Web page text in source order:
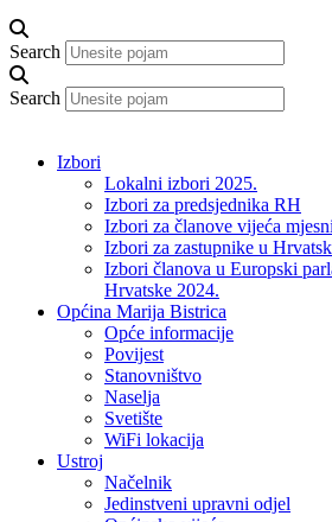
Search
Search
Izbori
Lokalni izbori 2025.
Izbori za predsjednika RH
Izbori za članove vijeća
Izbori za zastupnike u
Izbori članova u Europski
Hrvatske 2024.
Općina Marija Bistrica
Opće informacije
Povijest
Stanovništvo
Naselja
Svetište
WiFi lokacija
Ustroj
Načelnik
Jedinstveni upravni odjel